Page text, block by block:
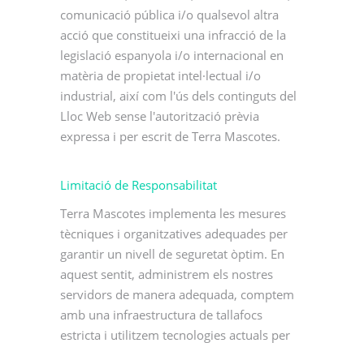
comunicació pública i/o qualsevol altra
acció que constitueixi una infracció de la
legislació espanyola i/o internacional en
matèria de propietat intel·lectual i/o
industrial, així com l'ús dels continguts del
Lloc Web sense l'autorització prèvia
expressa i per escrit de Terra Mascotes.
Limitació de Responsabilitat
Terra Mascotes implementa les mesures
tècniques i organitzatives adequades per
garantir un nivell de seguretat òptim. En
aquest sentit, administrem els nostres
servidors de manera adequada, comptem
amb una infraestructura de tallafocs
estricta i utilitzem tecnologies actuals per